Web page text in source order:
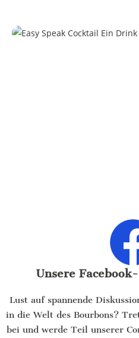
Unsere
Lust auf spannende
in die Welt des Bourbons?
bei und werde Teil unserer